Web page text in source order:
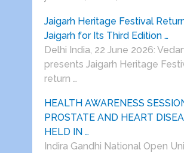
Jaigarh Heritage Festival
Jaigarh for Its Third Edition …
Delhi India, 22 June 2026:
presents Jaigarh Heritage
return …
HEALTH AWARENESS
PROSTATE AND HEART
HELD IN …
Indira Gandhi National Open